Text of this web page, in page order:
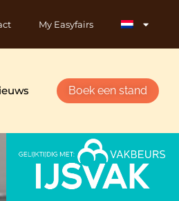
My Easyfairs
Boek een stand